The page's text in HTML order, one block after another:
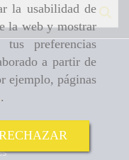
la usabilidad de
la web y mostrar
preferencias
a partir de
ejemplo, páginas
.